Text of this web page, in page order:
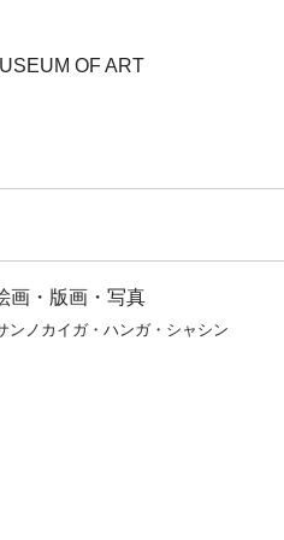
OF ART
画・版画・写真
ンノカイガ・ハンガ・シャシン